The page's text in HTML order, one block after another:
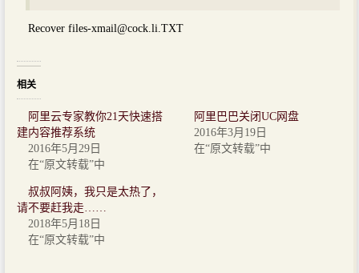
Recover files-xmail@cock.li.TXT
相关
阿里云专家教你21天快速搭
建内容推荐系统
2016年5月29日
在“原文转载”中
阿里巴巴关闭UC网盘
2016年3月19日
在“原文转载”中
叔叔阿姨，我只是太热了，
请不要赶我走……
2018年5月18日
在“原文转载”中